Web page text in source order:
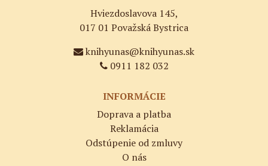
Hviezdoslavova 145,
017 01 Považská Bystrica
knihyunas@knihyunas.sk
0911 182 032
INFORMÁCIE
Doprava a platba
Reklamácia
Odstúpenie od zmluvy
O nás